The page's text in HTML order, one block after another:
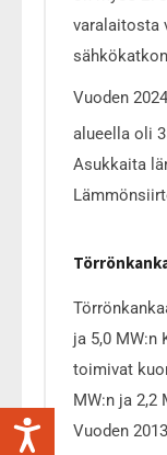
varalaitosta
Vuoden
alueella oli
Asukkaita
ja 5,0 MW:n
toimivat
MW:n ja
Vuoden